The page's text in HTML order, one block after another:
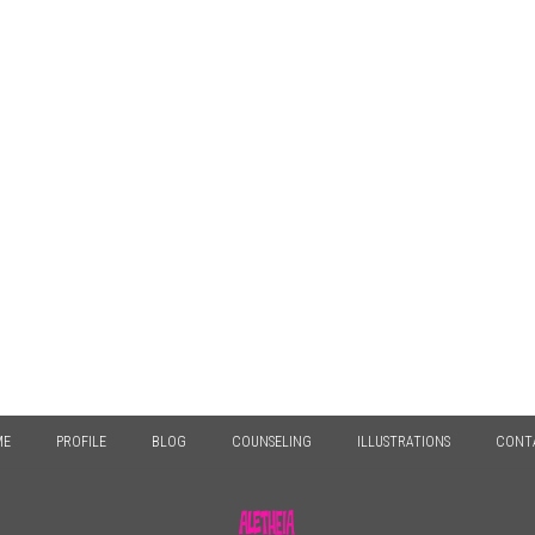
PROFILE BLOG COUNSELING ILLUSTRATIONS